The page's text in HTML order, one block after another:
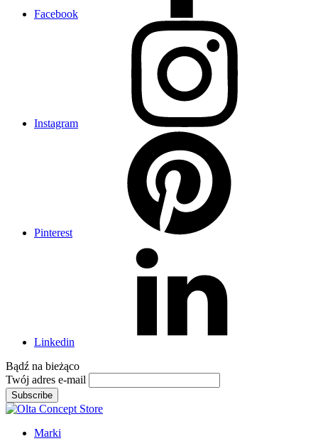
Facebook
Instagram
Pinterest
Linkedin
Bądź na bieżąco
Twój adres e-mail
Subscribe
Marki